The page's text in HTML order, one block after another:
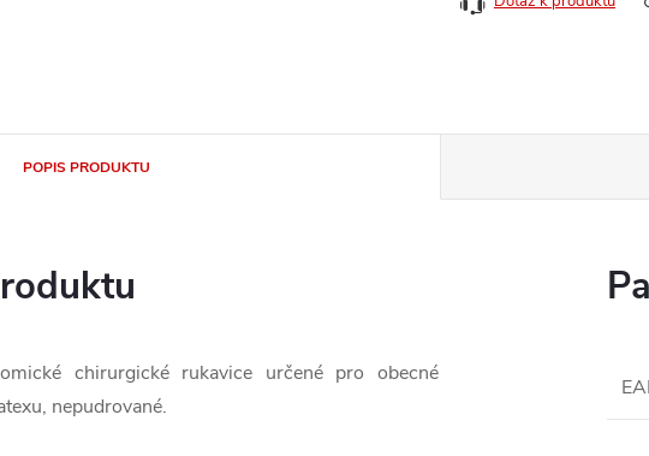
POPIS PRODUKTU
chirurgické rukavice určené pro obecné
nepudrované.